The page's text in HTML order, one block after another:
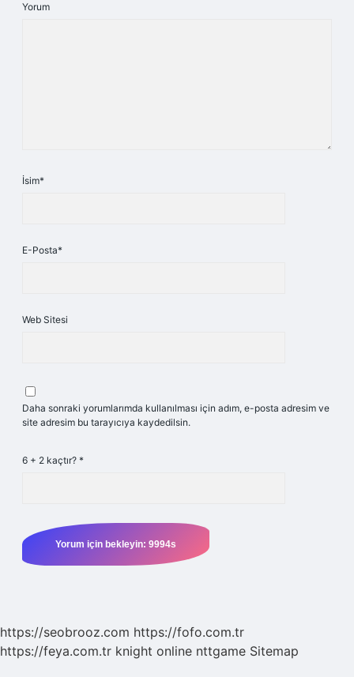
Yorum
İsim*
E-Posta*
Web Sitesi
Daha sonraki yorumlarımda kullanılması için adım, e-posta adresim ve
site adresim bu tarayıcıya kaydedilsin.
6 + 2 kaçtır? *
https://seobrooz.com https://fofo.com.tr
https://feya.com.tr knight online nttgame Sitemap